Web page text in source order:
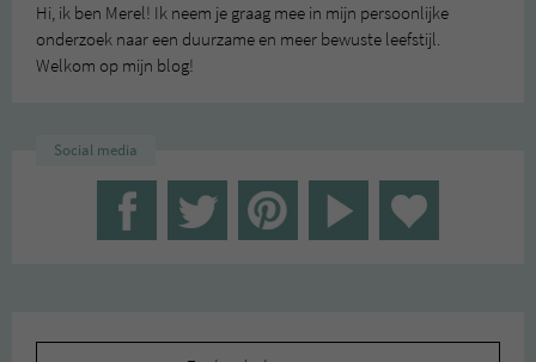
Hi, ik ben Merel! Ik neem je graag mee in mijn persoonlijke
onderzoek naar een duurzame en meer bewuste leefstijl.
Welkom op mijn blog!
Social media